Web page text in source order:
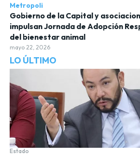
LO ÚLTIMO
Estado
Metropoli
Gobierno de la Capital y
impulsan Jornada de Adopción
del bienestar animal
mayo 22, 2026